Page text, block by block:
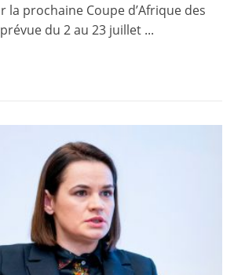
prochaine Coupe d’Afrique des
du 2 au 23 juillet ...